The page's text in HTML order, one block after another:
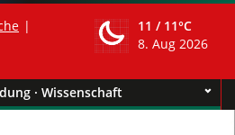
11 / 11°C
8. Aug 2026
· Wissenschaft